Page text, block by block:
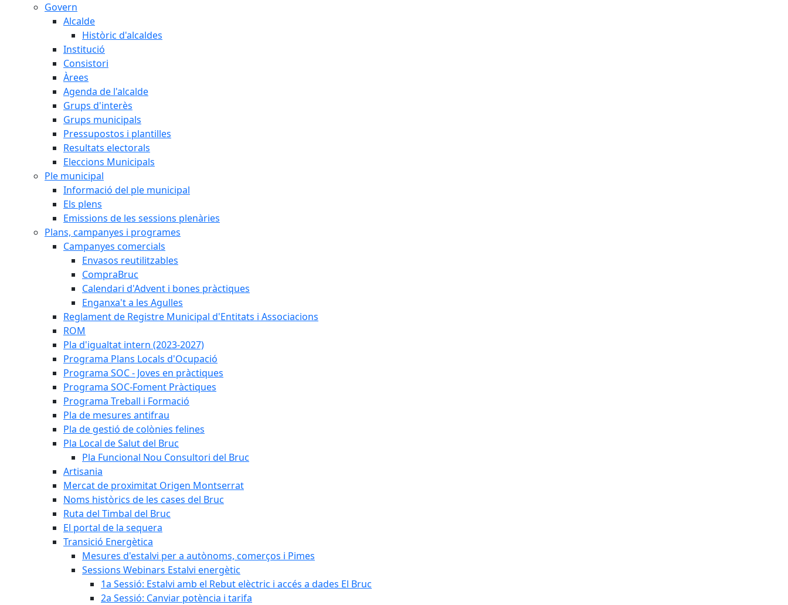
Govern
Alcalde
Històric d'alcaldes
Institució
Consistori
Àrees
Agenda de l'alcalde
Grups d'interès
Grups municipals
Pressupostos i plantilles
Resultats electorals
Eleccions Municipals
Ple municipal
Informació del ple municipal
Els plens
Emissions de les sessions plenàries
Plans, campanyes i programes
Campanyes comercials
Envasos reutilitzables
CompraBruc
Calendari d'Advent i bones pràctiques
Enganxa't a les Agulles
Reglament de Registre Municipal d'Entitats i Associacions
ROM
Pla d'igualtat intern (2023-2027)
Programa Plans Locals d'Ocupació
Programa SOC - Joves en pràctiques
Programa SOC-Foment Pràctiques
Programa Treball i Formació
Pla de mesures antifrau
Pla de gestió de colònies felines
Pla Local de Salut del Bruc
Pla Funcional Nou Consultori del Bruc
Artisania
Mercat de proximitat Origen Montserrat
Noms històrics de les cases del Bruc
Ruta del Timbal del Bruc
El portal de la sequera
Transició Energètica
Mesures d'estalvi per a autònoms, comerços i Pimes
Sessions Webinars Estalvi energètic
1a Sessió: Estalvi amb el Rebut elèctric i accés a dades El Bruc
2a Sessió: Canviar potència i tarifa